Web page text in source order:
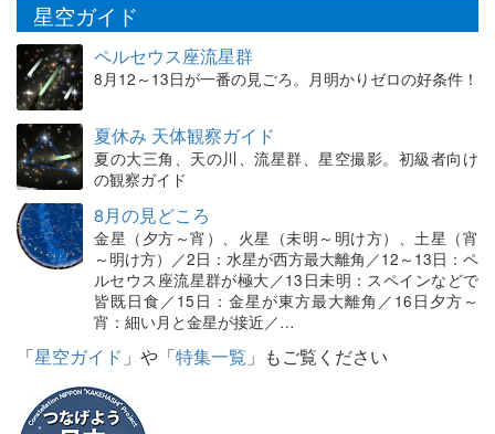
星空ガイド
ペルセウス座流星群
8月12～13日が一番の見ごろ。月明かりゼロの好条件！
夏休み 天体観察ガイド
夏の大三角、天の川、流星群、星空撮影。初級者向け
の観察ガイド
8月の見どころ
金星（夕方～宵）、火星（未明～明け方）、土星（宵
～明け方）／2日：水星が西方最大離角／12～13日：ペ
ルセウス座流星群が極大／13日未明：スペインなどで
皆既日食／15日：金星が東方最大離角／16日夕方～
宵：細い月と金星が接近／…
「星空ガイド 」や「特集一覧 」もご覧ください